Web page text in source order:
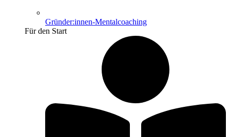
Gründer:innen-Mentalcoaching
Für den Start